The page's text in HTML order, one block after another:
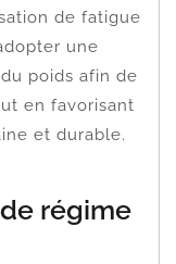
de fatigue
une
poids afin de
en favorisant
et durable.
régime